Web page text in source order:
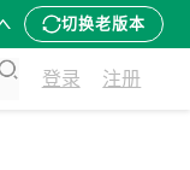
切换老版本
登录 注册